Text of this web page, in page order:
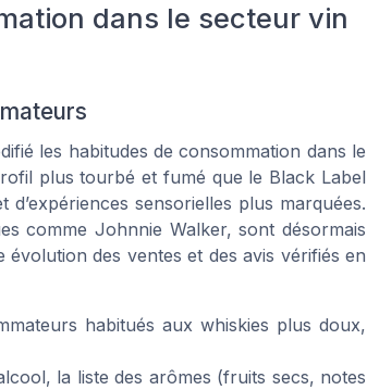
dans le secteur vin
les habitudes de consommation dans le
plus tourbé et fumé que le Black Label
sensorielles plus marquées.
comme Johnnie Walker, sont désormais
des ventes et des avis vérifiés en
habitués aux whiskies plus doux,
la liste des arômes (fruits secs, notes